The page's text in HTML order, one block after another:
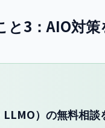
と3：AIO対
）の無料相談